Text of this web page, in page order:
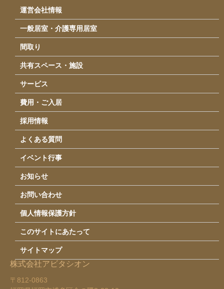
採用情報
運営会社情報
アクセス
お問い合わせ
運営会社情報
一般居室・介護専用居室
間取り
共有スペース・施設
サービス
費用・ご入居
採用情報
よくある質問
イベント行事
お知らせ
お問い合わせ
個人情報保護方針
このサイトにあたって
サイトマップ
株式会社アビタシオン
〒812-0863